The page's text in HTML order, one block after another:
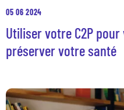
05 06 2024
Utiliser votre C2P
préserver votre santé